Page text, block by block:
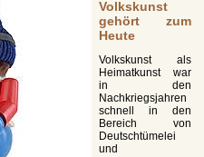
Volkskunst
gehört zum
Heute
Volkskunst als
Heimatkunst war
in den
Nachkriegsjahren
schnell in den
Bereich von
Deutschtümelei
und